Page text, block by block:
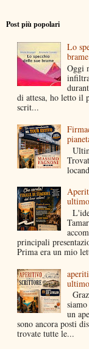
Post più popolari
Lo
brame
Oggi
di attesa, ho letto il
scrit...
principali
Prima era un mio
un
sono ancora posti
trovate tutte le...